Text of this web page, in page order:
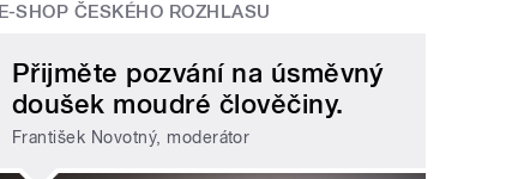
E-SHOP ČESKÉHO ROZHLASU
Přijměte pozvání na úsměvný
doušek moudré člověčiny.
František Novotný, moderátor